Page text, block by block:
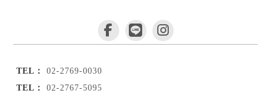
02-2769-0030
02-2767-5095